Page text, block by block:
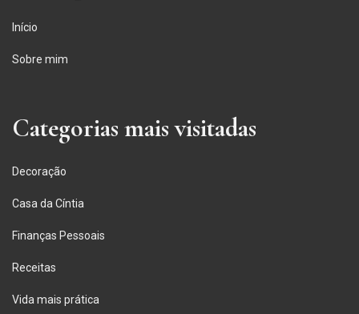
Início
Sobre mim
Categorias mais visitadas
Decoração
Casa da Cíntia
Finanças Pessoais
Receitas
Vida mais prática